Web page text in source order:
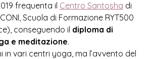
frequenta il Centro Santosha di
Scuola di Formazione RYT500
conseguendo il diploma di
e meditazione.
in vari centri yoga, ma l’avvento del